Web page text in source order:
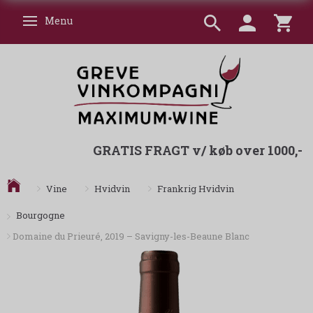
Skifte navigation
Menu
GRATIS FRAGT v/ køb over 1000,-
Vine Hvidvin Frankrig Hvidvin
Bourgogne
Domaine du Prieuré, 2019 – Savigny-les-Beaune Blanc